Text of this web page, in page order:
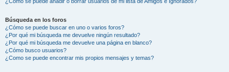
Búsqueda en los foros
¿Cómo se puede buscar en uno o varios foros?
¿Por qué mi búsqueda me devuelve ningún resultado?
¿Por qué mi búsqueda me devuelve una página en blanco?
¿Cómo busco usuarios?
¿Como se puede encontrar mis propios mensajes y temas?